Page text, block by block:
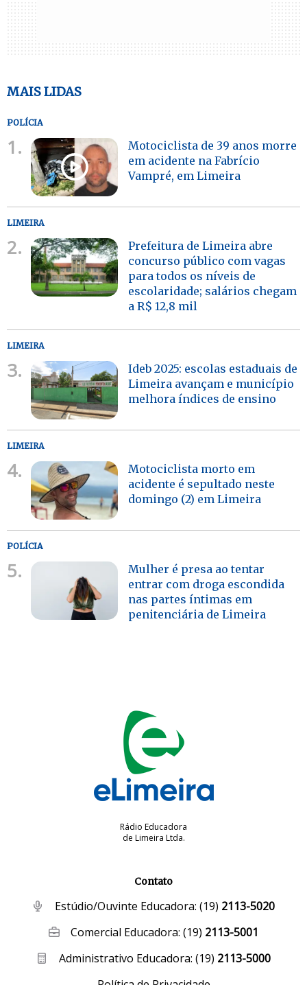
MAIS LIDAS
POLÍCIA
1.
Motociclista de 39 anos morre
em acidente na Fabrício
Vampré, em Limeira
LIMEIRA
2.
Prefeitura de Limeira abre
concurso público com vagas
para todos os níveis de
escolaridade; salários chegam
a R$ 12,8 mil
LIMEIRA
3.
Ideb 2025: escolas estaduais de
Limeira avançam e município
melhora índices de ensino
LIMEIRA
4.
Motociclista morto em
acidente é sepultado neste
domingo (2) em Limeira
POLÍCIA
5.
Mulher é presa ao tentar
entrar com droga escondida
nas partes íntimas em
penitenciária de Limeira
Rádio Educadora
de Limeira Ltda.
Contato
Estúdio/Ouvinte Educadora: (19) 2113-5020
Comercial Educadora:(19) 2113-5001
Administrativo Educadora: (19) 2113-5000